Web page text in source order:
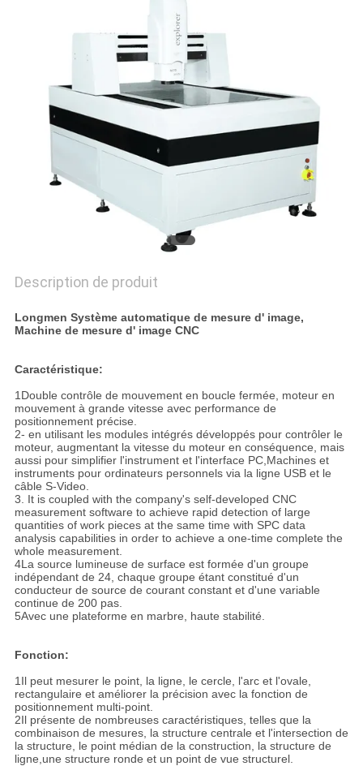
PRIVACY
POLICY
Description de produit
Longmen Système automatique de mesure d' image,
Machine de mesure d' image CNC
Caractéristique:
1Double contrôle de mouvement en boucle fermée, moteur en
mouvement à grande vitesse avec performance de
positionnement précise.
2- en utilisant les modules intégrés développés pour contrôler le
moteur, augmentant la vitesse du moteur en conséquence, mais
aussi pour simplifier l'instrument et l'interface PC,Machines et
instruments pour ordinateurs personnels via la ligne USB et le
câble S-Video.
3. It is coupled with the company's self-developed CNC
measurement software to achieve rapid detection of large
quantities of work pieces at the same time with SPC data
analysis capabilities in order to achieve a one-time complete the
whole measurement.
4La source lumineuse de surface est formée d'un groupe
indépendant de 24, chaque groupe étant constitué d'un
conducteur de source de courant constant et d'une variable
continue de 200 pas.
5Avec une plateforme en marbre, haute stabilité.
Fonction:
1Il peut mesurer le point, la ligne, le cercle, l'arc et l'ovale,
rectangulaire et améliorer la précision avec la fonction de
positionnement multi-point.
2Il présente de nombreuses caractéristiques, telles que la
combinaison de mesures, la structure centrale et l'intersection de
la structure, le point médian de la construction, la structure de
ligne,une structure ronde et un point de vue structurel.